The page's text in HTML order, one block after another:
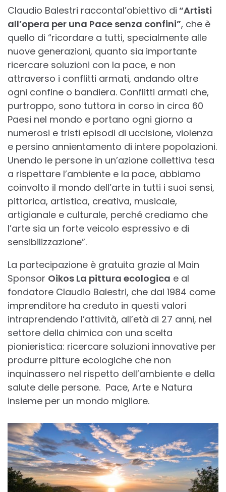
Claudio Balestri raccontal’obiettivo di “Artisti
all’opera per una Pace senza confini”, che è
quello di “ricordare a tutti, specialmente alle
nuove generazioni, quanto sia importante
ricercare soluzioni con la pace, e non
attraverso i conflitti armati, andando oltre
ogni confine o bandiera. Conflitti armati che,
purtroppo, sono tuttora in corso in circa 60
Paesi nel mondo e portano ogni giorno a
numerosi e tristi episodi di uccisione, violenza
e persino annientamento di intere popolazioni.
Unendo le persone in un’azione collettiva tesa
a rispettare l’ambiente e la pace, abbiamo
coinvolto il mondo dell’arte in tutti i suoi sensi,
pittorica, artistica, creativa, musicale,
artigianale e culturale, perché crediamo che
l’arte sia un forte veicolo espressivo e di
sensibilizzazione”.
La partecipazione è gratuita grazie al Main
Sponsor Oikos La pittura ecologica e al
fondatore Claudio Balestri, che dal 1984 come
imprenditore ha creduto in questi valori
intraprendendo l’attività, all’età di 27 anni, nel
settore della chimica con una scelta
pionieristica: ricercare soluzioni innovative per
produrre pitture ecologiche che non
inquinassero nel rispetto dell’ambiente e della
salute delle persone. Pace, Arte e Natura
insieme per un mondo migliore.